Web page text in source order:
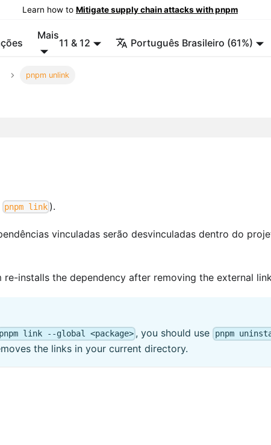
Learn how to Mitigate supply chain attacks with pnpm
Mais
11 & 12 Português Brasileiro (61%)
pnpm unlink
pnpm link ).
vinculadas serão desvinculadas dentro do
re-installs the dependency after removing the external
pnpm link --global <package> , you should use pnpm
the links in your current directory.